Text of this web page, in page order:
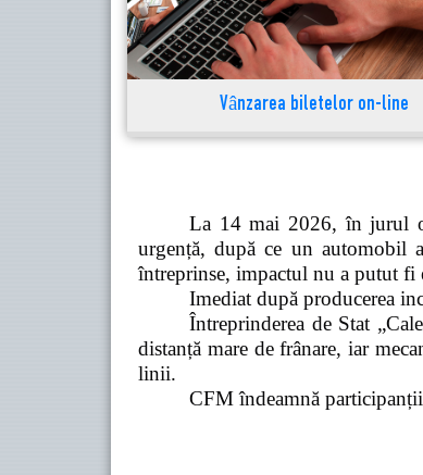
Vânzarea biletelor on-line
La 14 mai 2026, în jurul
urgență, după ce un automobil
întreprinse, impactul nu a putut fi
Imediat după producerea
Întreprinderea de Stat
distanță mare de frânare, iar
linii.
CFM îndeamnă participanții